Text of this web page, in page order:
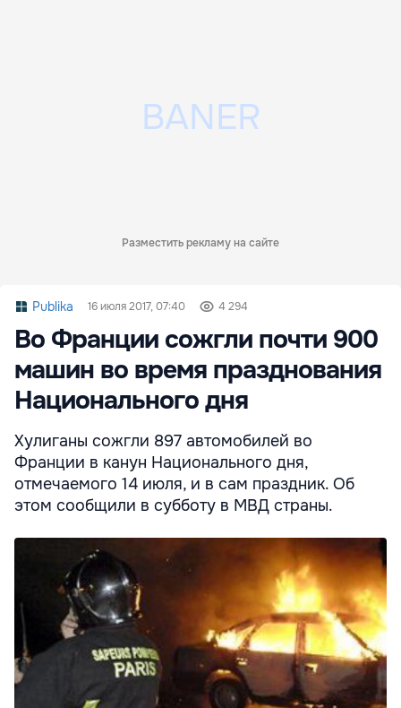
Разместить рекламу на сайте
Publika 16 июля 2017, 07:40 4 294
Во Франции сожгли почти 900
машин во время празднования
Национального дня
Хулиганы сожгли 897 автомобилей во
Франции в канун Национального дня,
отмечаемого 14 июля, и в сам праздник. Об
этом сообщили в субботу в МВД страны.